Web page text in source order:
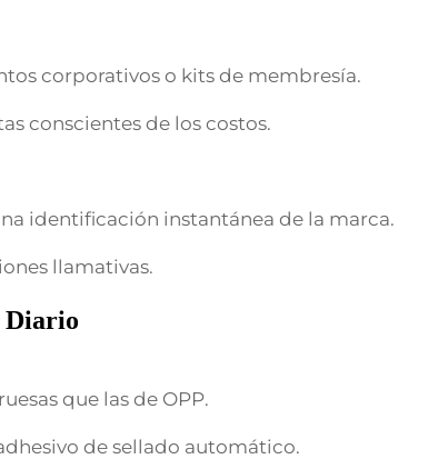
corporativos o kits de membresía.
conscientes de los costos.
identificación instantánea de la marca.
llamativas.
Diario
que las de OPP.
de sellado automático.